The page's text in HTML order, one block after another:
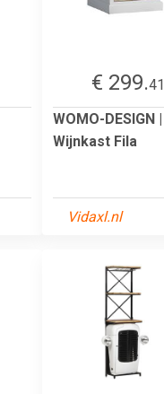
€ 299.41
WOMO-DESIGN |
Wijnkast Fila
Vidaxl.nl